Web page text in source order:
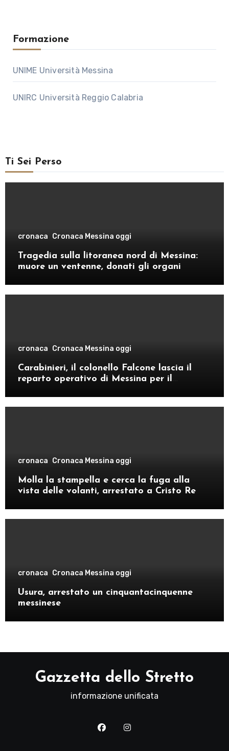
Formazione
UNIME Università Messina
UNIRC Università Reggio Calabria
Ti Sei Perso
cronaca Cronaca Messina oggi
Tragedia sulla litoranea nord di Messina:
muore un ventenne, donati gli organi
cronaca Cronaca Messina oggi
Carabinieri, il colonello Falcone lascia il
reparto operativo di Messina per il
cronaca Cronaca Messina oggi
Molla la stampella e cerca la fuga alla
vista delle volanti, arrestato a Cristo Re
cronaca Cronaca Messina oggi
Usura, arrestato un cinquantacinquenne
messinese
Gazzetta dello Stretto
informazione unificata